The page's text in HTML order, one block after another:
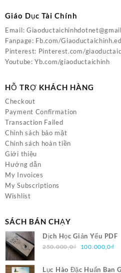
Giáo Dục Tài Chính
Email:
Fanpage: Fb.com/
Pinterest: Pinterest.com/
Youtube:Yb.com/giaoductaichinh
HỖ TRỢ KHÁCH HÀNG
Checkout
Payment Confirmation
Transaction Failed
Chính sách bảo mật
Chính sách hoàn tiền
Giới thiệu
Hướng dẫn
My Invoices
My Subscriptions
Wishlist
SÁCH BÁN CHẠY
Dịch Học Giản Yếu PDF
250.000,0₫ Giá
là:
100.000,0₫Giá
Lục Hào Đặc Huấn Ban